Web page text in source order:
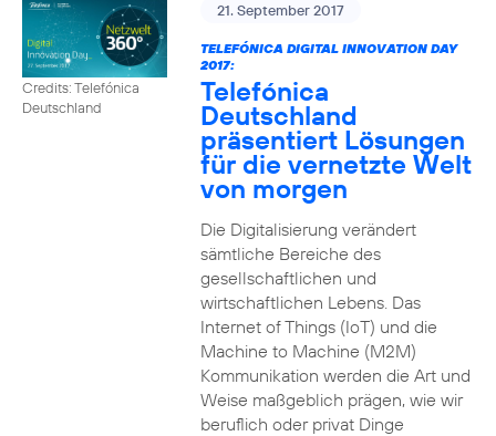
Credits: Telefónica
Deutschland
21. September 2017
TELEFÓNICA DIGITAL INNOVATION DAY
2017:
Telefónica
Deutschland
präsentiert Lösungen
für die vernetzte Welt
von morgen
Die Digitalisierung verändert
sämtliche Bereiche des
gesellschaftlichen und
wirtschaftlichen Lebens. Das
Internet of Things (IoT) und die
Machine to Machine (M2M)
Kommunikation werden die Art und
Weise maßgeblich prägen, wie wir
beruflich oder privat Dinge